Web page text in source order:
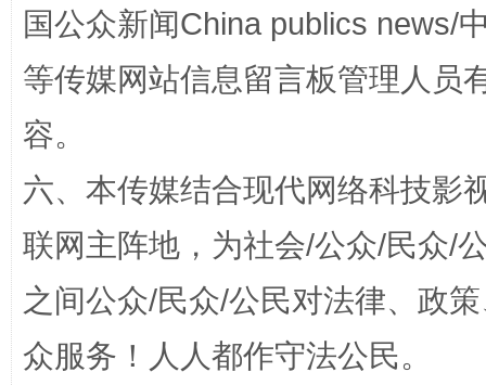
在谋一域中谋全局
今
国公众新闻China publics news/
等传媒网站信息留言板管理人员
容。
六、本传媒结合现代网络科技影
联网主阵地，为社会/公众/民众/
之间公众/民众/公民对法律、政
众服务！人人都作守法公民。